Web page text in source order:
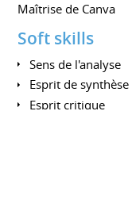
Maîtrise de Canva
Soft skills
Sens de l'analyse
Esprit de synthèse
Esprit critique